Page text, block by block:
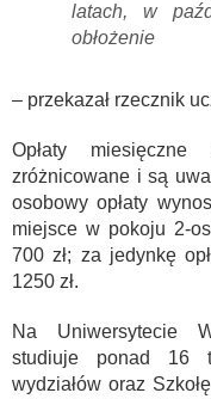
latach, w
obłożenie
– przekazał rzecznik
Opłaty
zróżnicowane i są
osobowy opłaty
miejsce w pokoju 2-
700 zł; za jedynkę
1250 zł.
Na Uniwersytecie
studiuje ponad 16
wydziałów oraz